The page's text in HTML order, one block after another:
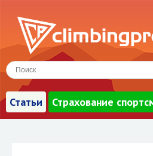
Статьи Страхование